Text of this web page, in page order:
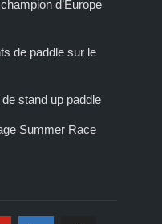
d’Europe
de paddle sur le
stand up paddle
Summer Race